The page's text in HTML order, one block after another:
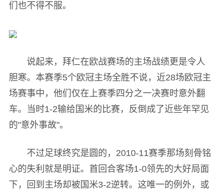
们也不得不服。
说起来，拜仁在欧战赛场的主场战绩更是令人
胆寒。本赛季5个欧冠主场全胜不说，近28场欧冠主
场赛事中，他们仅在上赛季四分之一决赛时意外翻
车。当时1-2输给国米的比赛，反倒成了近些年罕见
的"意外事故"。
不过足球终究是圆的，2010-11赛季那场刻骨铭
心的失利就是明证。首回合客场1-0领先的大好局面
下，回到主场却被国米3-2逆转。这唯一的例外，或